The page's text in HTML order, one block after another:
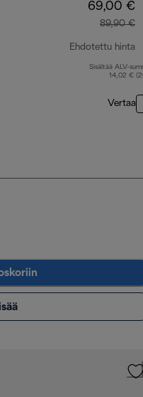
69,00 €
89,90 €
Ehdotettu hinta
Sisältää ALV-
14,02 €
Vertaa